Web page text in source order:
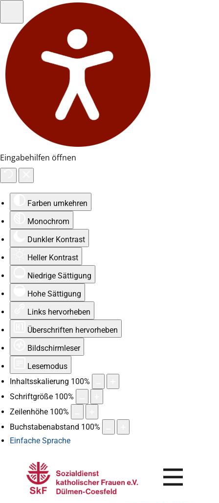
Eingabehilfen öffnen
Farben umkehren
Monochrom
Dunkler Kontrast
Heller Kontrast
Niedrige Sättigung
Hohe Sättigung
Links hervorheben
Überschriften hervorheben
Bildschirmleser
Lesemodus
Inhaltsskalierung 100%
Schriftgröße 100%
Zeilenhöhe 100%
Buchstabenabstand 100%
Einfache Sprache